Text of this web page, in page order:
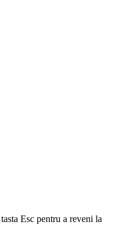
Esc pentru a reveni la